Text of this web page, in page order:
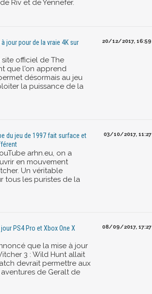
Riv et de Yennefer.
jour pour de la vraie 4K sur
officiel de The
que l'on apprend
désormais au jeu
la puissance de la
20/12/2017, 16:59
du jeu de 1997 fait surface et
arhn.eu, on a
en mouvement
Un véritable
tous les puristes de la
03/10/2017, 11:27
PS4 Pro et Xbox One X
que la mise à jour
3 : Wild Hunt allait
devrait permettre aux
de Geralt de
08/09/2017, 17:27